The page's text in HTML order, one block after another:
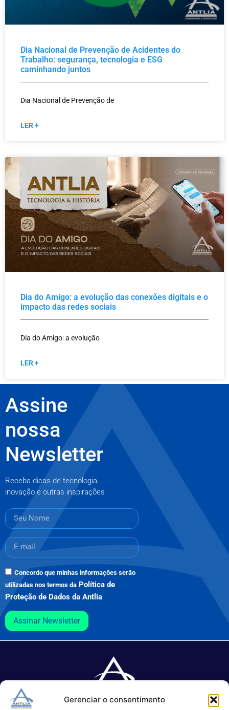
Gerenciar o consentimento
Dia Nacional de Prevenção de Acidentes do
Trabalho: segurança, tecnologia e ESG
caminhando juntos
Dia Nacional de Prevenção de
LER +
Dia do Amigo: a evolução das conexões digitais e o
impacto das redes sociais
Dia do Amigo: a evolução
LER +
Assine
nossa
Newsletter
Receba dicas de tecnologia,
inovação e outras inspirações
Concordo que minhas informações serão
utilizadas nos termos da Política de
Proteção de Dados da Antlia
Assinar Newsletter